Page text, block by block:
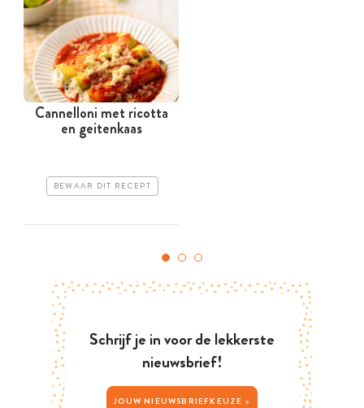
Cannelloni met ricotta
en geitenkaas
BEWAAR DIT RECEPT
Schrijf je in voor de lekkerste
nieuwsbrief!
JOUW NIEUWSBRIEFKEUZE >